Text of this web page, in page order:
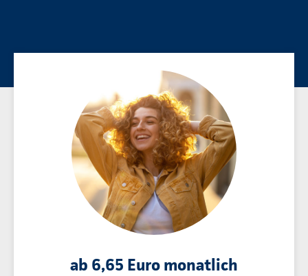
ab 6,65 Euro monatlich